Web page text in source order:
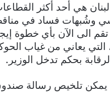
هي أحد أكثر
وشُبهات فساد في
تقم الى الآن بأي خطوة
التي يعاني من غياب
بحكم تدخل الوزير.
يمكن تلخيص رسالة